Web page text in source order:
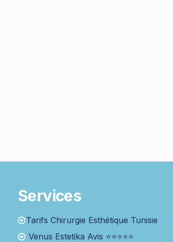
Services
Tarifs Chirurgie Esthétique Tunisie
Venus Estetika Avis ⭐⭐⭐⭐⭐